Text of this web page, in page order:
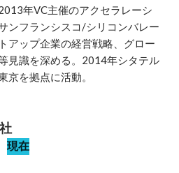
年VC主催のアクセラレーシ
ンフランシスコ/シリコンバレー
アップ企業の経営戦略、グロー
見識を深める。2014年シタテル
京を拠点に活動。
現在